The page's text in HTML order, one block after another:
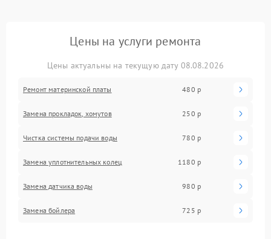
Цены на услуги ремонта
Цены актуальны на текущую дату 08.08.2026
Ремонт материнской платы 480 р
Замена прокладок, хомутов 250 р
Чистка системы подачи воды 780 р
Замена уплотнительных колец 1180 р
Замена датчика воды 980 р
Замена бойлера 725 р